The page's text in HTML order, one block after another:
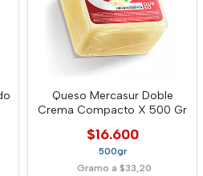
Queso Mercasur Doble
Crema Compacto X 500 Gr
$16.600
500gr
Gramo a $33,20